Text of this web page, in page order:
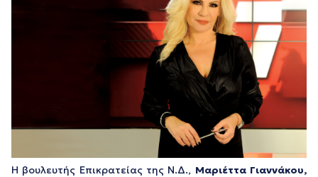
Η βουλευτής Επικρατείας της Ν.Δ., Μαριέττα Γιαννάκου,